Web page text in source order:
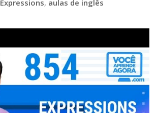
Expressions, aulas de inglês